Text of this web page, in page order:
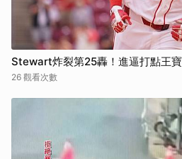
Stewart炸裂第25轟！進逼打點王
26 觀看次數